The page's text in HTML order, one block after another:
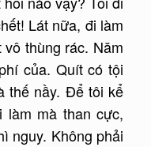
Lát nữa, đi làm
thùng rác. Năm
của. Quít có tội
thế nầy. Để tôi kể
làm mà than cực,
nguy. Không phải